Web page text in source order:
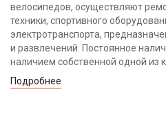
велосипедов, осуществляют
техники, спортивного
электротранспорта,
и развлечений. Постоянное
наличием собственной одной
Подробнее